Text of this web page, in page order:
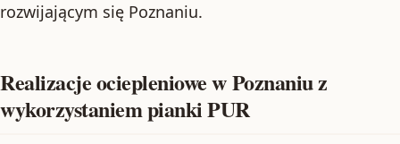
rozwijającym się Poznaniu.
Realizacje ociepleniowe w Poznaniu z
wykorzystaniem pianki PUR